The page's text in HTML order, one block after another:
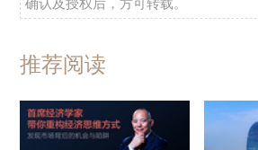
推荐阅读